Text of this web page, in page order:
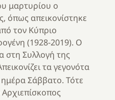
μαρτυρίου ο
όπως απεικονίστηκε
τον Κύπριο
(1928-2019). Ο
στη Συλλογή της
τα γεγονότα
Σάββατο. Τότε